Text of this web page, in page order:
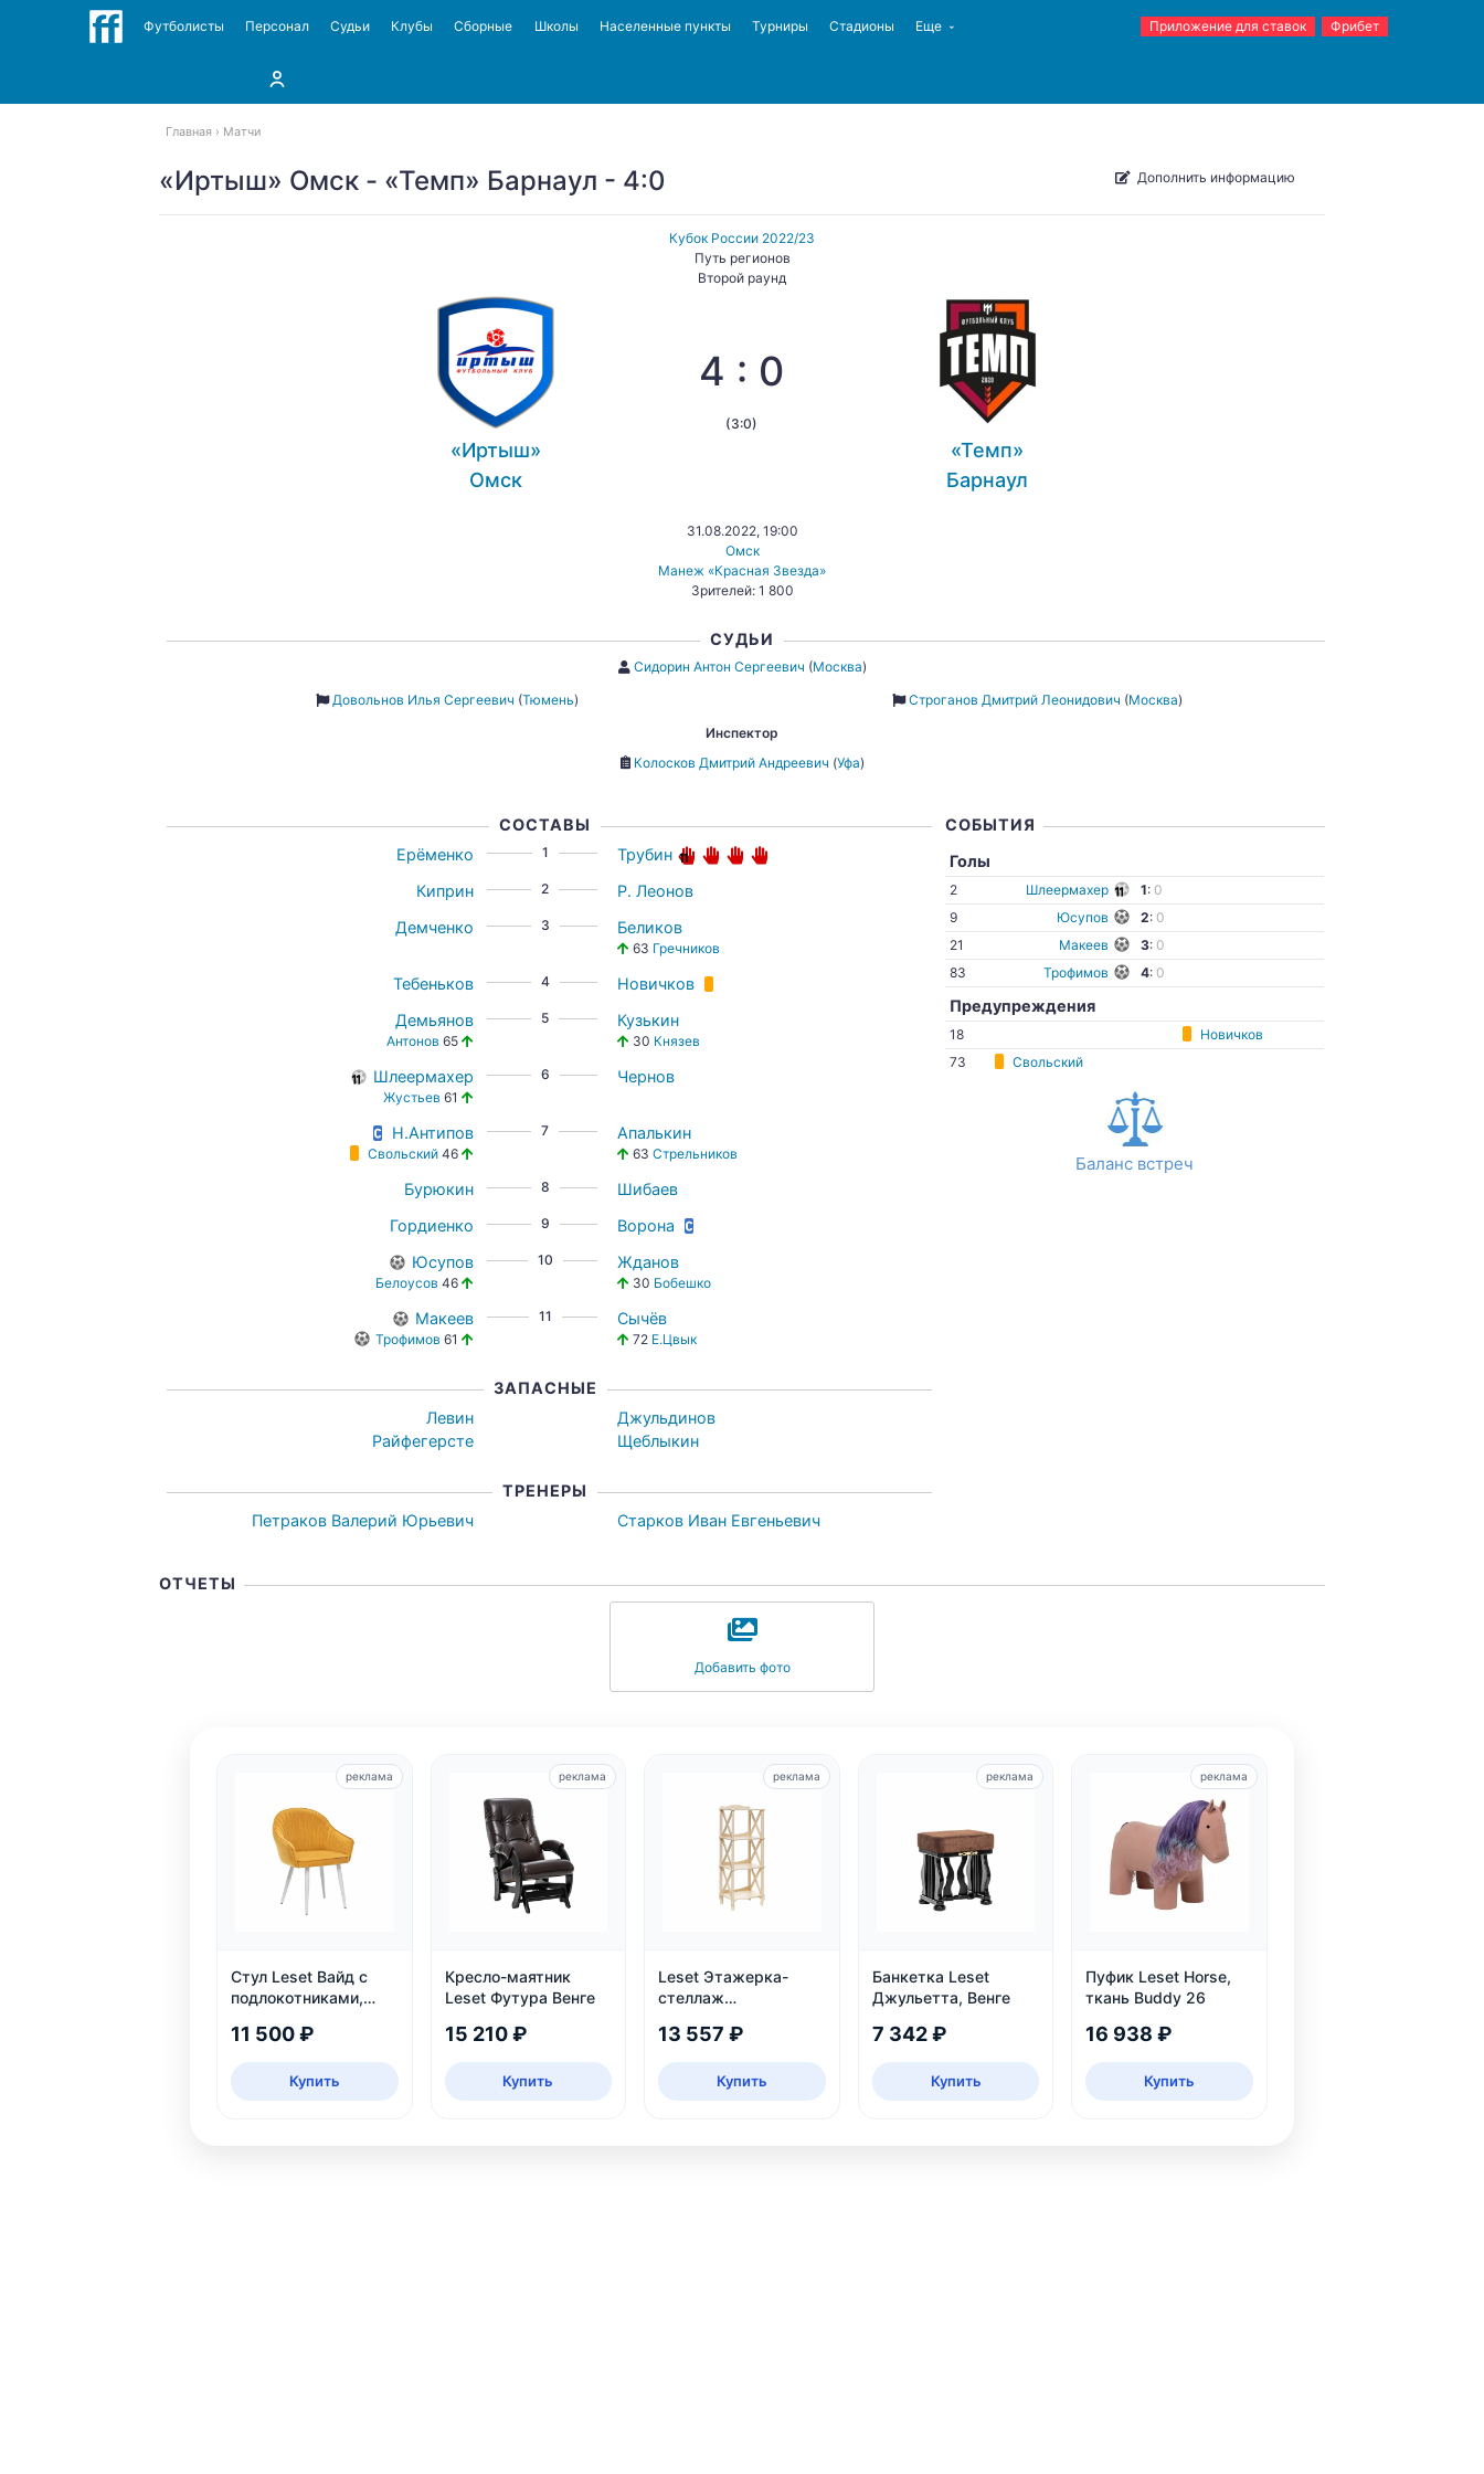
Футболисты Персонал Судьи Клубы Сборные Школы Населенные пункты Турниры Стадионы Еще Приложение для ставок Фрибет
Главная Матчи
«Иртыш» Омск - «Темп» Барнаул - 4:0 Дополнить информацию
Кубок России 2022/23
Путь регионов
Второй раунд
«Иртыш»
Омск
4 : 0
(3:0)
«Темп»
Барнаул
31.08.2022, 19:00
Омск
Манеж «Красная Звезда»
Зрителей: 1 800
СУДЬИ
Сидорин Антон Сергеевич (Москва)
Довольнов Илья Сергеевич (Тюмень) Строганов Дмитрий Леонидович (Москва)
Инспектор
Колосков Дмитрий Андреевич (Уфа)
СОСТАВЫ
Ерёменко
1
Трубин
Киприн
2
Р. Леонов
Демченко
3 Беликов
63 Гречников
Тебеньков 4
Новичков
Демьянов
Антонов 65
5 Кузькин
30 Князев
Шлеермахер
Жустьев 61
6 Чернов
Н.Антипов
Свольский46
7 Апалькин
63Стрельников
Бурюкин 8
Шибаев
Гордиенко
9
Ворона
Юсупов
Белоусов 46
10 Жданов
30 Бобешко
Макеев
Трофимов 61
11 Сычёв
72 Е.Цвык
ЗАПАСНЫЕ
Левин
Райфегерсте
Джульдинов
Щеблыкин
ТРЕНЕРЫ
Петраков Валерий Юрьевич
Старков Иван Евгеньевич
СОБЫТИЯ
Голы
2 Шлеермахер 1: 0
9
Юсупов 2: 0
21
Макеев 3: 0
83
Трофимов 4: 0
Предупреждения
18
Новичков
73
Свольский
Баланс встреч
ОТЧЕТЫ
Добавить фото
Стул Leset Вайд с
подлокотниками,
11 500 ₽
Купить
реклама
Кресло-маятник
Leset Футура Венге
15 210 ₽
Купить
реклама
Leset Этажерка-
стеллаж
шампань
13 557 ₽
Купить
реклама
Банкетка Leset
Джульетта, Венге
7 342 ₽
Купить
реклама
Пуфик Leset Horse,
ткань Buddy 26
16 938 ₽
Купить
реклама